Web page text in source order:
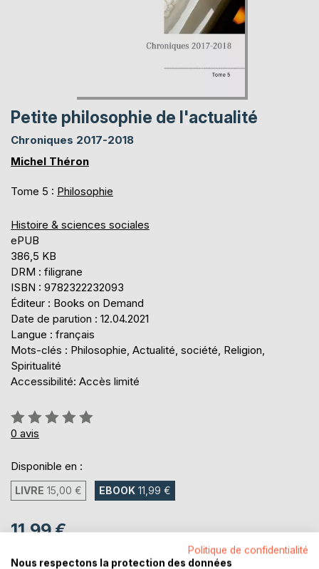
Petite philosophie de l'actualité
Chroniques 2017-2018
Michel Théron
Tome 5 : Philosophie
Histoire & sciences sociales
ePUB
386,5 KB
DRM : filigrane
ISBN : 9782322232093
Éditeur : Books on Demand
Date de parution : 12.04.2021
Langue : français
Mots-clés : Philosophie, Actualité, société, Religion,
Spiritualité
Accessibilité: Accès limité
Évaluation:
0%
0 avis
Disponible en :
LIVRE 15,00 € EBOOK 11,99 €
11,99 €
Téléchargement disponible dès maintenant
Politique de confidentialité
Nous respectons la protection des données